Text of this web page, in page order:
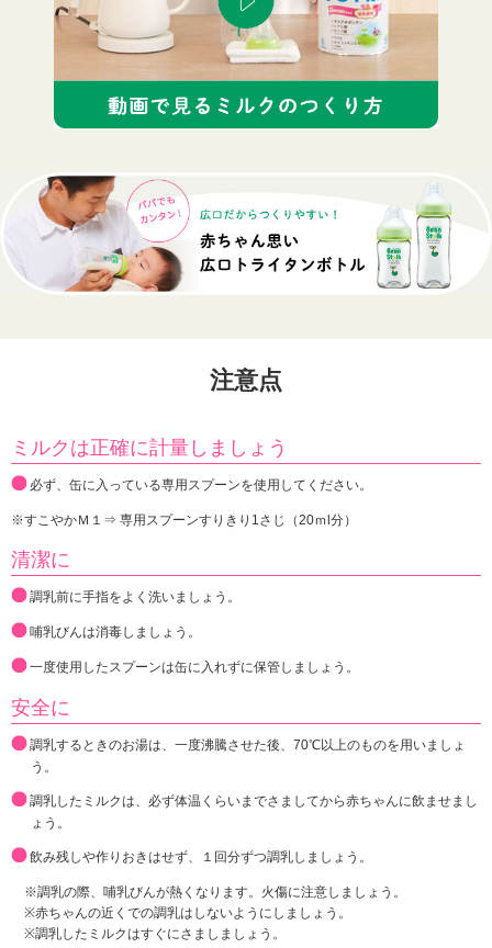
注意点
ミルクは正確に計量しましょう
必ず、缶に入っている専用スプーンを使用してください。
※すこやかＭ１⇒ 専用スプーンすりきり1さじ（20ｍl分）
清潔に
調乳前に手指をよく洗いましょう。
哺乳びんは消毒しましょう。
一度使用したスプーンは缶に入れずに保管しましょう。
安全に
調乳するときのお湯は、一度沸騰させた後、70℃以上のものを用いましょ
う。
調乳したミルクは、必ず体温くらいまでさましてから赤ちゃんに飲ませまし
ょう。
飲み残しや作りおきはせず、１回分ずつ調乳しましょう。
※調乳の際、哺乳びんが熱くなります。火傷に注意しましょう。
※赤ちゃんの近くでの調乳はしないようにしましょう。
※調乳したミルクはすぐにさましましょう。